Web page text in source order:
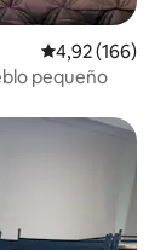
Calificación
4,92 (166)
pequeño